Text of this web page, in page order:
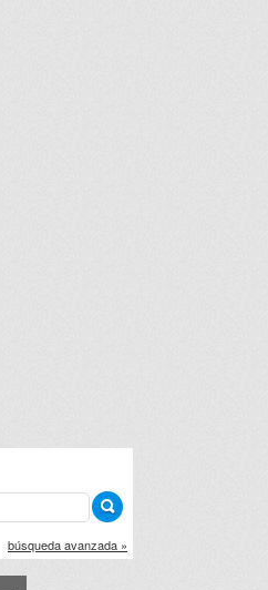
búsqueda avanzada »